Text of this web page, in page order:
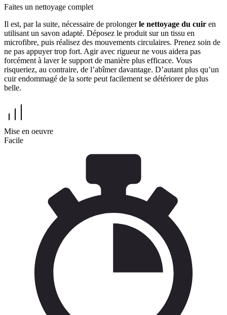
Faites un nettoyage complet
Il est, par la suite, nécessaire de prolongerle nettoyage du cuir en
utilisant un savon adapté. Déposez le produit sur un tissu en
microfibre, puis réalisez des mouvements circulaires. Prenez soin de
ne pas appuyer trop fort. Agir avec rigueur ne vous aidera pas
forcément à laver le support de manière plus efficace. Vous
risqueriez, au contraire, de l’abîmer davantage. D’autant plus qu’un
cuir endommagé de la sorte peut facilement se détériorer de plus
belle.
Mise en oeuvre
Facile